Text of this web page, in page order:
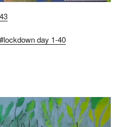
#lockdown day 1-40